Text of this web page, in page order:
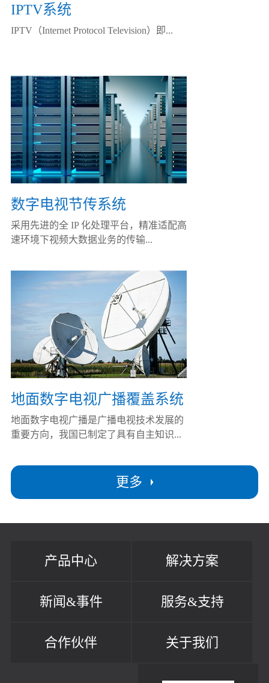
更多
IPTV系统
IPTV（Internet Protocol Television）即...
数字电视节传系统
采用先进的全 IP 化处理平台，精准适配高
速环境下视频大数据业务的传输...
地面数字电视广播覆盖系统
地面数字电视广播是广播电视技术发展的
重要方向，我国已制定了具有自主知识...
产品中心 解决方案
新闻&事件 服务&支持
合作伙伴 关于我们